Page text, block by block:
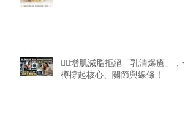
🏋️‍♂️增肌減脂拒絕「乳清爆瘡」，一
樽撐起核心、關節與線條！